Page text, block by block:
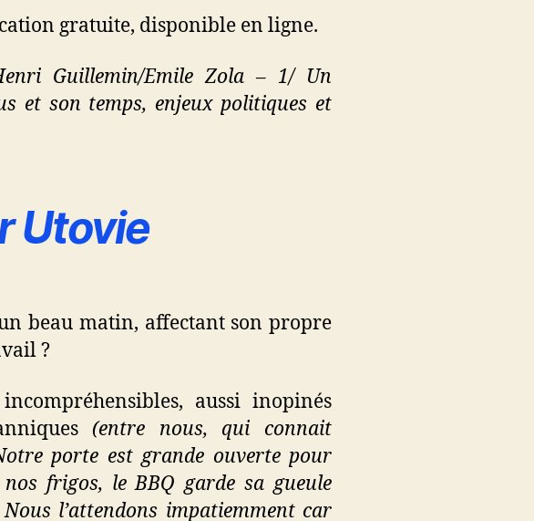
gratuite, disponible en ligne.
Guillemin/Emile Zola – 1/ Un
et son temps, enjeux politiques et
Utovie
beau matin, affectant son propre
?
aussi inopinés
(entre nous, qui connait
porte est grande ouverte pour
frigos, le BBQ garde sa gueule
l’attendons impatiemment car